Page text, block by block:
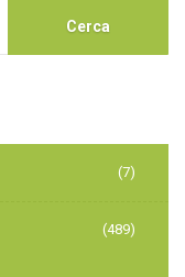
Cerca
(7)
(489)